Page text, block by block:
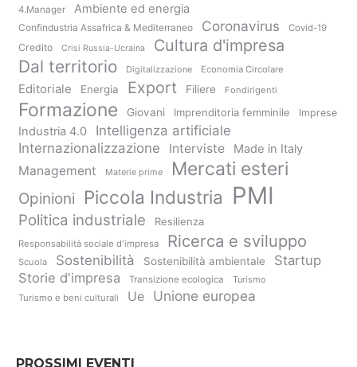
4.Manager Ambiente ed energia
Confindustria Assafrica & Mediterraneo Coronavirus Covid-19
Credito Crisi Russia-Ucraina Cultura d'impresa
Dal territorio Digitalizzazione Economia Circolare
Editoriale Energia Export Filiere Fondirigenti
Formazione Giovani Imprenditoria femminile Imprese
Industria 4.0
Intelligenza artificiale
Internazionalizzazione
Interviste Made in Italy
Management Materie prime Mercati esteri
Opinioni Piccola Industria PMI
Politica industriale Resilienza
Responsabilità sociale d'impresa Ricerca e sviluppo
Scuola Sostenibilità Sostenibilità ambientale
Startup
Storie d'impresa
Transizione ecologica
Turismo
Turismo e beni culturali
Ue Unione europea
PROSSIMI EVENTI